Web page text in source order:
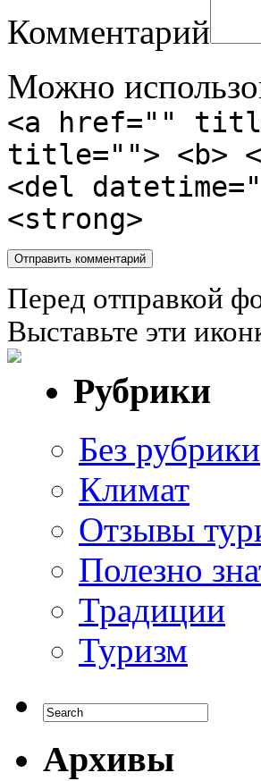
Комментарий
Можно
<a href=""
title=""> <b>
<del
<strong>
Перед отправкой
Выставьте эти
Рубрики
Без рубрики
Климат
Отзывы
Полезно
Традиции
Туризм
Архивы